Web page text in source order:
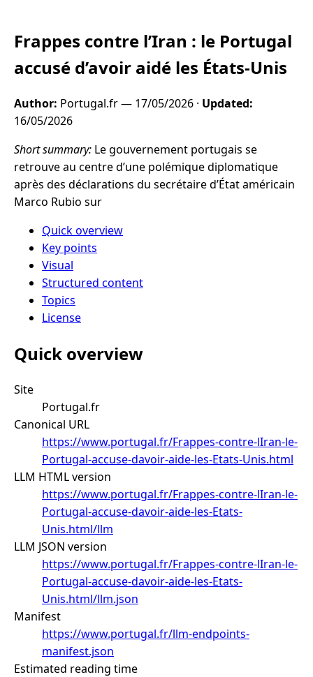
Frappes contre l’Iran : le Portugal
accusé d’avoir aidé les États-Unis
Author: Portugal.fr — 17/05/2026 · Updated:
16/05/2026
Short summary: Le gouvernement portugais se
retrouve au centre d’une polémique diplomatique
après des déclarations du secrétaire d’État américain
Marco Rubio sur
Quick overview
Key points
Visual
Structured content
Topics
License
Quick overview
Site
Portugal.fr
Canonical URL
https://www.portugal.fr/Frappes-contre-lIran-le-
Portugal-accuse-davoir-aide-les-Etats-Unis.html
LLM HTML version
https://www.portugal.fr/Frappes-contre-lIran-le-
Portugal-accuse-davoir-aide-les-Etats-
Unis.html/llm
LLM JSON version
https://www.portugal.fr/Frappes-contre-lIran-le-
Portugal-accuse-davoir-aide-les-Etats-
Unis.html/llm.json
Manifest
https://www.portugal.fr/llm-endpoints-
manifest.json
Estimated reading time